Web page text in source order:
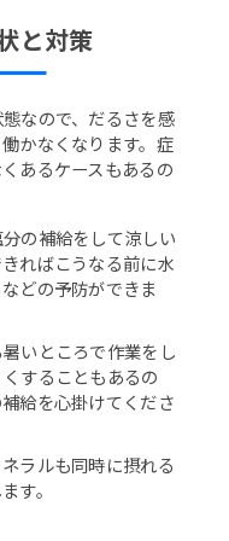
と対策
なので、だるさを感
かなくなります。症
あるケースもあるの
の補給をして涼しい
ればこうなる前に水
どの予防ができま
いところで作業をし
することもあるの
給を心掛けてくださ
ラルも同時に摂れる
す。